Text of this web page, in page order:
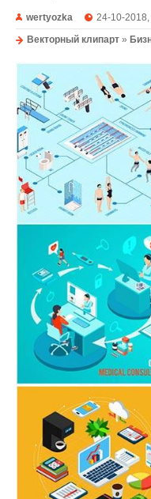
wertyozka 24-10-
Векторный клипарт »